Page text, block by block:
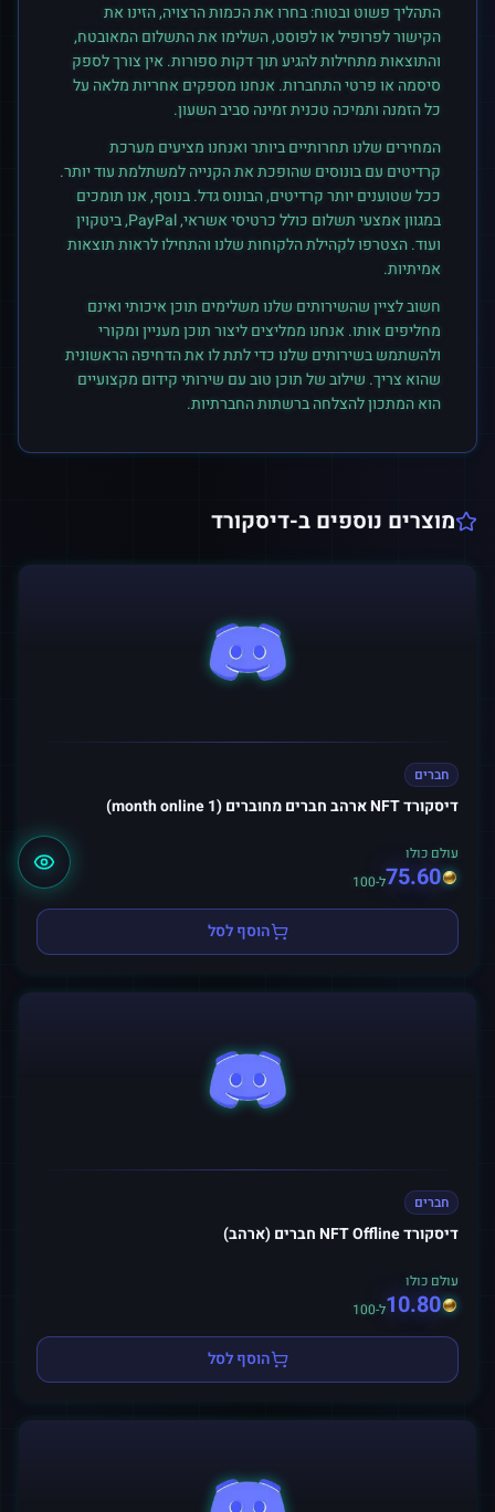
התהליך פשוט ובטוח: בחרו את הכמות הרצויה, הזינו את
הקישור לפרופיל או לפוסט, השלימו את התשלום המאובטח,
והתוצאות מתחילות להגיע תוך דקות ספורות. אין צורך לספק
סיסמה או פרטי התחברות. אנחנו מספקים אחריות מלאה על
כל הזמנה ותמיכה טכנית זמינה סביב השעון.
המחירים שלנו תחרותיים ביותר ואנחנו מציעים מערכת
קרדיטים עם בונוסים שהופכת את הקנייה למשתלמת עוד יותר.
ככל שטוענים יותר קרדיטים, הבונוס גדל. בנוסף, אנו תומכים
במגוון אמצעי תשלום כולל כרטיסי אשראי, PayPal, ביטקוין
ועוד. הצטרפו לקהילת הלקוחות שלנו והתחילו לראות תוצאות
אמיתיות.
חשוב לציין שהשירותים שלנו משלימים תוכן איכותי ואינם
מחליפים אותו. אנחנו ממליצים ליצור תוכן מעניין ומקורי
ולהשתמש בשירותים שלנו כדי לתת לו את הדחיפה הראשונית
שהוא צריך. שילוב של תוכן טוב עם שירותי קידום מקצועיים
הוא המתכון להצלחה ברשתות החברתיות.
מוצרים נוספים ב-דיסקורד
חברים
דיסקורד NFT ארהב חברים מחוברים (1 month online)
עולם כולו
75.60ל-100
הוסף לסל
חברים
דיסקורד NFT Offline חברים (ארהב)
עולם כולו
10.80ל-100
הוסף לסל